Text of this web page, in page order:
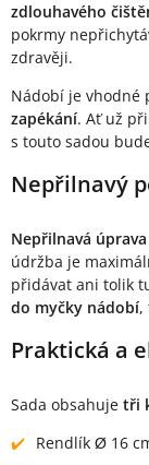
zdlouhavého
pokrmy
zdravěji.
Nádobí je vhodné
zapékání. Ať už
s touto sadou
Nepřilnavý
Nepřilnavá úprava
údržba je
přidávat ani tolik
do myčky nádobí,
Praktická a
Sada obsahuje tři
Rendlík Ø 16